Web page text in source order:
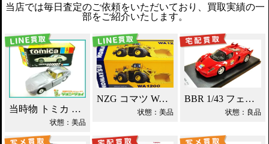
当店では毎日査定のご依頼をいただいており、買取実績の一
部をご紹介いたします。
当時物 トミカ トヨタ 2000GT 黒箱 日本製 買取！
状態：美品
NZG コマツ WA1200 ホイールローダー買取！
状態：美品
BBR 1/43 フェラーリ エンツォ ミニカー買取！
状態：良品